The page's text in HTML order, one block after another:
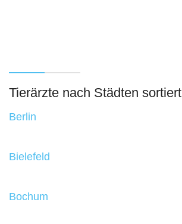
Tierärzte nach Städten sortiert
Berlin
Bielefeld
Bochum